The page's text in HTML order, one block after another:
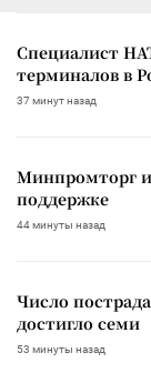
Специалист
терминалов в
37 минут назад
Минпромторг
поддержке
44 минуты назад
Число
достигло семи
53 минуты назад